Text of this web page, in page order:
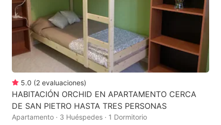
5.0 (2 evaluaciones)
HABITACIÓN ORCHID EN APARTAMENTO CERCA
DE SAN PIETRO HASTA TRES PERSONAS
Apartamento · 3 Huéspedes · 1 Dormitorio